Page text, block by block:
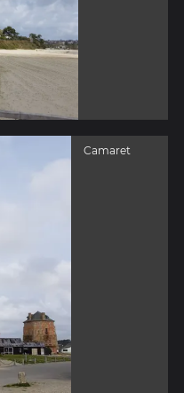
Camaret